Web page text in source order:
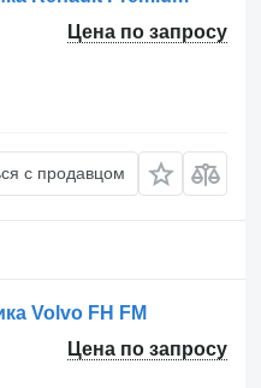
Цена по запросу
с продавцом
Volvo FH FM
Цена по запросу